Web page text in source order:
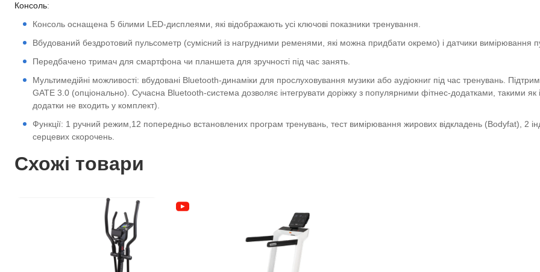
Консоль:
Консоль оснащена 5 білими LED-дисплеями, які відображають усі ключові показники тренування.
Вбудований бездротовий пульсометр (сумісний із нагрудними ременями, які можна придбати окремо) і датчики вимірювання
Передбачено тримач для смартфона чи планшета для зручності під час занять.
Мультимедійні можливості: вбудовані Bluetooth-динаміки для прослуховування музики або аудіокниг під час тренувань.
GATE 3.0 (опціонально). Сучасна Bluetooth-система дозволяє інтегрувати доріжку з популярними фітнес-додатками, такими
додатки не входить у комплект).
Функції: 1 ручний режим,12 попередньо встановлених програм тренувань, тест вимірювання жирових відкладень (Bodyfat), 2
серцевих скорочень.
Схожі товари